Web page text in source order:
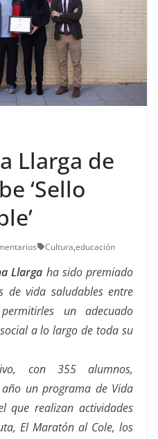
Llarga de
‘Sello
Cultura,educación
Llarga ha sido premiado
de vida saludables entre
un adecuado
a lo largo de toda su
con 355 alumnos,
un programa de Vida
que realizan actividades
El Maratón al Cole, los